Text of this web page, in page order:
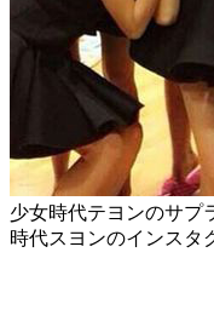
少女時代テヨンのサプ
時代スヨンのインスタ